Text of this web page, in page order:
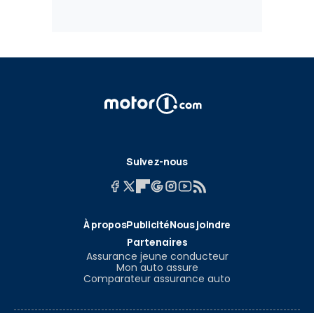
Suivez-nous
À proposPublicitéNous joindre
Partenaires
Assurance jeune conducteur
Mon auto assure
Comparateur assurance auto